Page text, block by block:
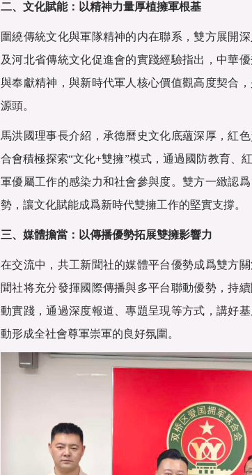
二、文化賦能：以精神力量厚植擁軍根基
圍繞傳統文化與軍隊精神的内在聯系，雙方展開
及河北省傳統文化促進會的實踐經驗指出，中華
與奉獻精神，與新時代軍人核心價值觀高度契合
源頭。
馬洪國理事長介紹，承德曆史文化底蘊深厚，紅
合會積極探索“文化+雙擁”模式，通過國防教育、
軍優屬工作的感染力和社會參與度。雙方一緻認
勢，讓文化賦能成爲新時代雙擁工作的堅實支撐。
三、媒體擔當：以傳播優勢拓展雙擁影響力
在交流中，共工新聞社的媒體平台優勢成爲雙方
聞社将充分發揮國際傳播與多平台聯動優勢，持
動實踐，通過深度報道、專題呈現等方式，講好
動形成全社會尊軍崇軍的良好氛圍。